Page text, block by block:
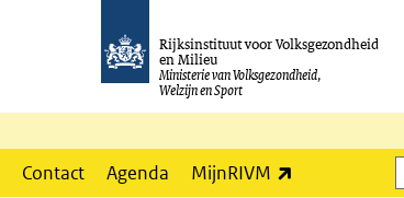
Rijksinstituut voor Volksgezondheid
en Milieu
Ministerie van Volksgezondheid,
Welzijn en Sport
Contact Agenda MijnRIVM